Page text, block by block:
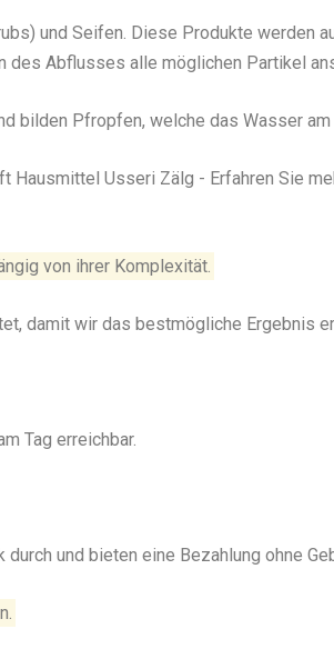
und Seifen. Diese Produkte werden
des Abflusses alle möglichen Partikel
bilden Pfropfen, welche das Wasser
Hausmittel Usseri Zälg - Erfahren Sie
von ihrer Komplexität.
damit wir das bestmögliche Ergebnis
Tag erreichbar.
und bieten eine Bezahlung ohne